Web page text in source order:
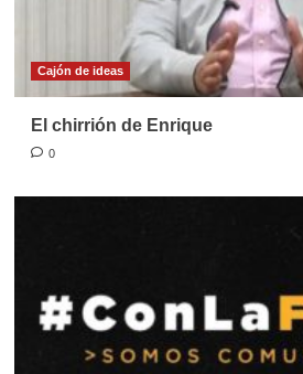
Cajón de ideas
El chirrión de Enrique
0